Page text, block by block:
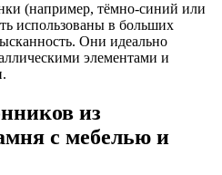
(например, тёмно-синий или
использованы в больших
Они идеально
элементами и
из
с мебелью и